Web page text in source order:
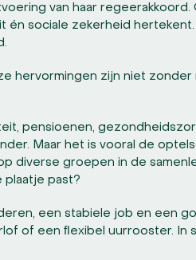
van haar regeerakkoord.
én sociale zekerheid hertekent.
hervormingen zijn niet zonder
pensioenen,
Maar het is vooral de
diverse groepen in de
plaatje past?
een stabiele job en een
of een ﬂexibel uurrooster. In